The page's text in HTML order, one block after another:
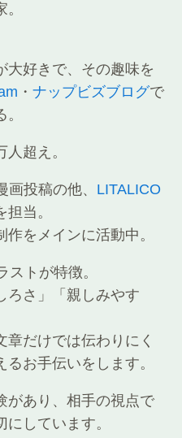
大好きで、その趣味を
・ ナップビズブログで
超え。
投稿の他、 LITALICO
当。
をメインに活動中。
トが特徴。
ろさ」「親しみやす
章だけでは伝わりにく
お手伝いをします。
があり、相手の視点で
しています。